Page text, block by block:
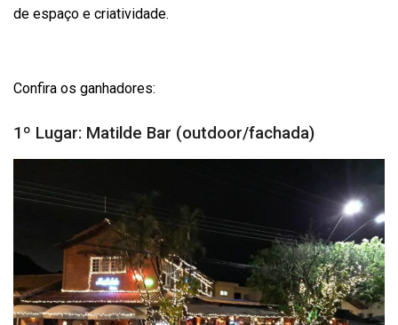
de espaço e criatividade.
Confira os ganhadores:
1º Lugar: Matilde Bar (outdoor/fachada)